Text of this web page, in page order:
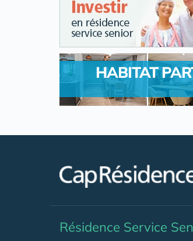
HABITAT
Résidence Service